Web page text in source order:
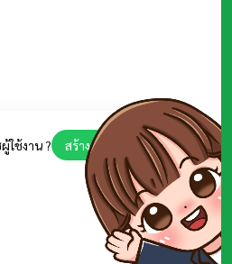
ใช้งาน ? สร้างบัญชีใหม่